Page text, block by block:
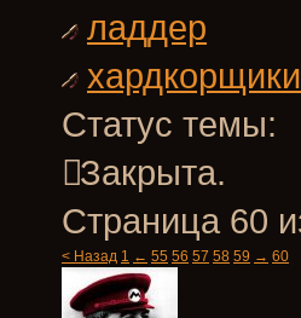
ладдер
хардкорщики
Статус темы:
Закрыта.
Страница 60
< Назад 1 ← 55 56 57 58 59 → 60